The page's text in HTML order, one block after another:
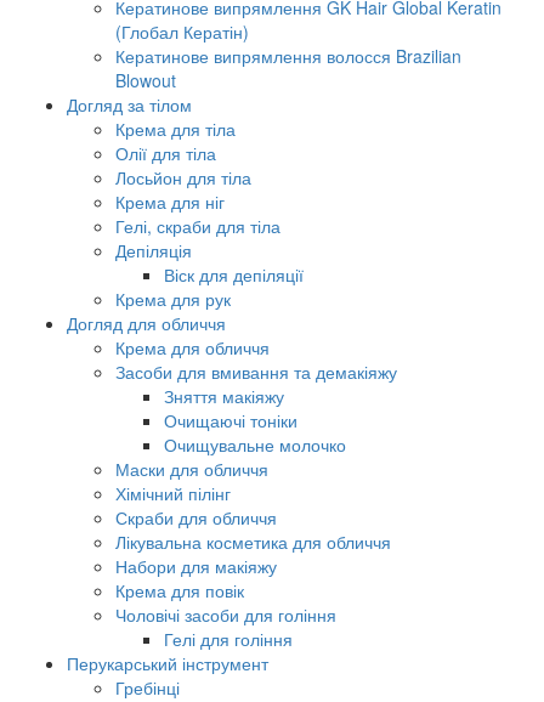
Кератинове випрямлення GK Hair Global Keratin
(Глобал Кератін)
Кератинове випрямлення волосся Brazilian
Blowout
Догляд за тілом
Крема для тіла
Олії для тіла
Лосьйон для тіла
Крема для ніг
Гелі, скраби для тіла
Депіляція
Віск для депіляції
Крема для рук
Догляд для обличчя
Крема для обличчя
Засоби для вмивання та демакіяжу
Зняття макіяжу
Очищаючі тоніки
Очищувальне молочко
Маски для обличчя
Хімічний пілінг
Скраби для обличчя
Лікувальна косметика для обличчя
Набори для макіяжу
Крема для повік
Чоловічі засоби для гоління
Гелі для гоління
Перукарський інструмент
Гребінці